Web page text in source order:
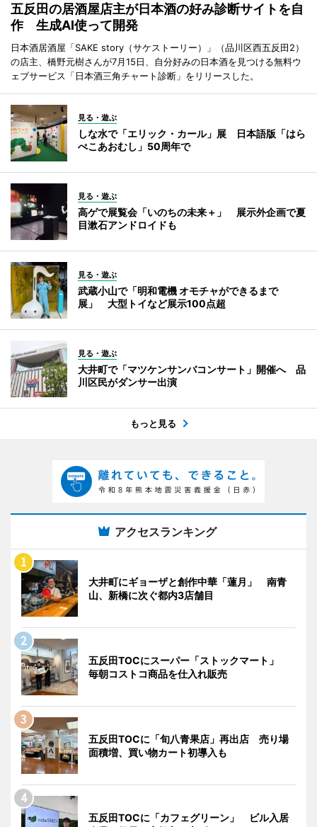
五反田の居酒屋店主が日本酒の好み診断サイトを自
作 生成AI使って開発
日本酒居酒屋「SAKE story（サケストーリー）」（品川区西五反田2）
の店主、橋野元樹さんが7月15日、自分好みの日本酒を見つける無料ウ
ェブサービス「日本酒三角チャート診断」をリリースした。
見る・遊ぶ
しな水で「エリック・カール」展 日本語版「はら
ぺこあおむし」50周年で
見る・遊ぶ
高ゲで展覧会「いのちの未来＋」 展示外企画で夏
目漱石アンドロイドも
見る・遊ぶ
武蔵小山で「明和電機 オモチャができるまで
展」 大型トイなど展示100点超
見る・遊ぶ
大井町で「マツケンサンバコンサート」開催へ 品
川区民がダンサー出演
もっと見る
アクセスランキング
大井町にギョーザと創作中華「蓮月」 南青
山、新橋に次ぐ都内3店舗目
五反田TOCにスーパー「ストックマート」
毎朝コストコ商品を仕入れ販売
五反田TOCに「旬八青果店」再出店 売り場
面積増、買い物カート初導入も
五反田TOCに「カフェグリーン」 ビル入居